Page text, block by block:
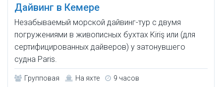
Дайвинг в Кемере
Незабываемый морской дайвинг-тур с двумя
погружениями в живописных бухтах Kiriş или (для
сертифицированных дайверов) у затонувшего
судна Paris.
Групповая На яхте 9 часов